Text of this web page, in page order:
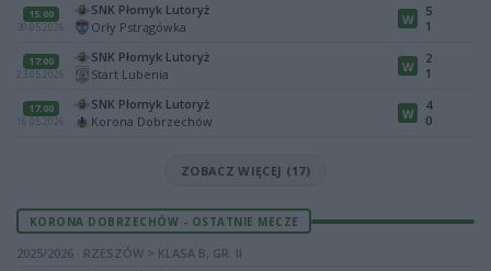
15:00
30.05.2026
SNK Płomyk Lutoryż
Orły Pstrągówka
W
5
1
17:00
23.05.2026
SNK Płomyk Lutoryż
Start Lubenia
W
2
1
17:00
16.05.2026
SNK Płomyk Lutoryż
Korona Dobrzechów
W
4
0
ZOBACZ WIĘCEJ (17)
KORONA DOBRZECHÓW - OSTATNIE MECZE
2025/2026 · RZESZÓW > KLASA B, GR. II